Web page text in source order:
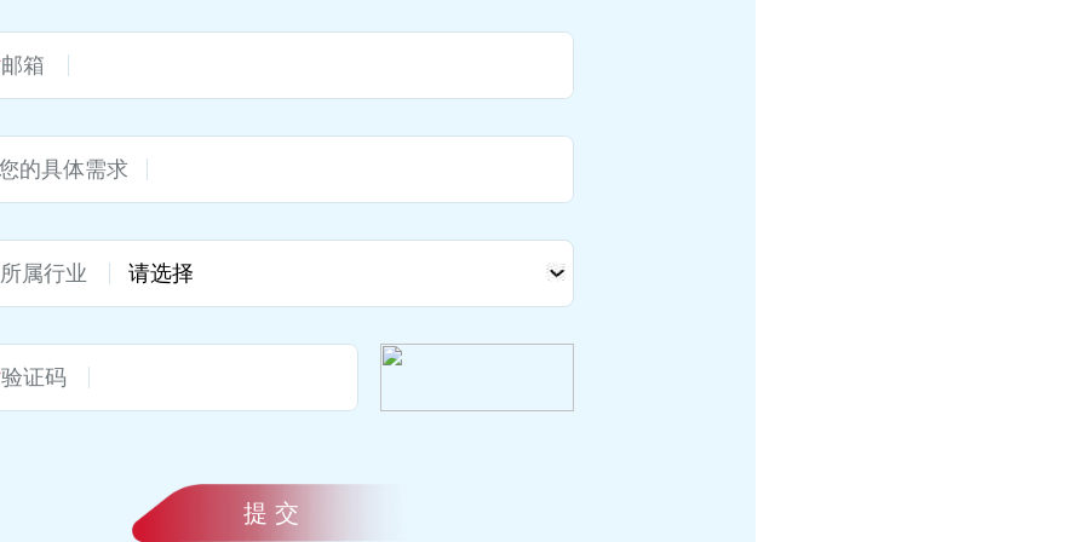
邮箱
的具体需求
所属行业
验证码
提 交